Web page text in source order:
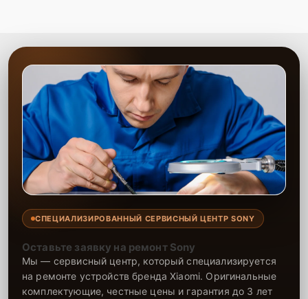
СПЕЦИАЛИЗИРОВАННЫЙ СЕРВИСНЫЙ ЦЕНТР SONY
Оставьте заявку на ремонт Sony
Мы — сервисный центр, который специализируется
на ремонте устройств бренда Xiaomi. Оригинальные
комплектующие, честные цены и гарантия до 3 лет